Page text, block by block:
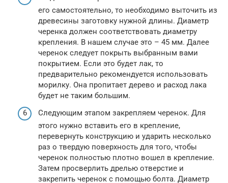
его самостоятельно, то необходимо выточить из
древесины заготовку нужной длины. Диаметр
черенка должен соответствовать диаметру
крепления. В нашем случае это – 45 мм. Далее
черенок следует покрыть выбранным вами
покрытием. Если это будет лак, то
предварительно рекомендуется использовать
морилку. Она пропитает дерево и расход лака
будет не таким большим.
Следующим этапом закрепляем черенок. Для
этого нужно вставить его в крепление,
перевернуть конструкцию и ударить несколько
раз о твердую поверхность для того, чтобы
черенок полностью плотно вошел в крепление.
Затем просверлить дрелью отверстие и
закрепить черенок с помощью болта. Диаметр